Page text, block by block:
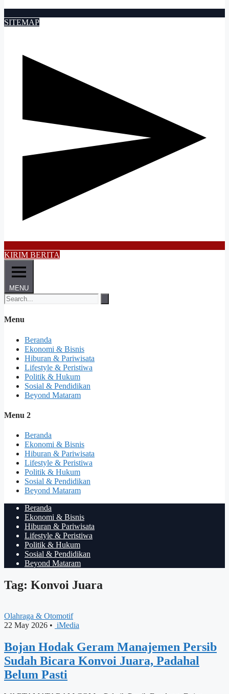
SITEMAP
KIRIM BERITA
MENU
Menu
Beranda
Ekonomi & Bisnis
Hiburan & Pariwisata
Lifestyle & Peristiwa
Politik & Hukum
Sosial & Pendidikan
Beyond Mataram
Menu 2
Beranda
Ekonomi & Bisnis
Hiburan & Pariwisata
Lifestyle & Peristiwa
Politik & Hukum
Sosial & Pendidikan
Beyond Mataram
Beranda
Ekonomi & Bisnis
Hiburan & Pariwisata
Lifestyle & Peristiwa
Politik & Hukum
Sosial & Pendidikan
Beyond Mataram
Tag: Konvoi Juara
Olahraga & Otomotif
22 May 2026 • iMedia
Bojan Hodak Geram Manajemen Persib
Sudah Bicara Konvoi Juara, Padahal
Belum Pasti